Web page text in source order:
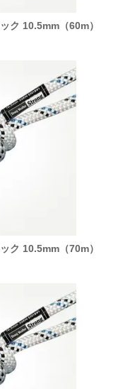
ク 10.5mm（60m）
ク 10.5mm（70m）